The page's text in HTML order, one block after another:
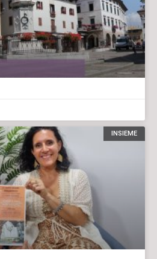
INSIEME